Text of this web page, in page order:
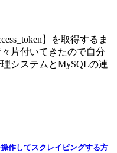
】を取得するま
片付いてきたので自分
システムとMySQLの連
作してスクレイピングする方